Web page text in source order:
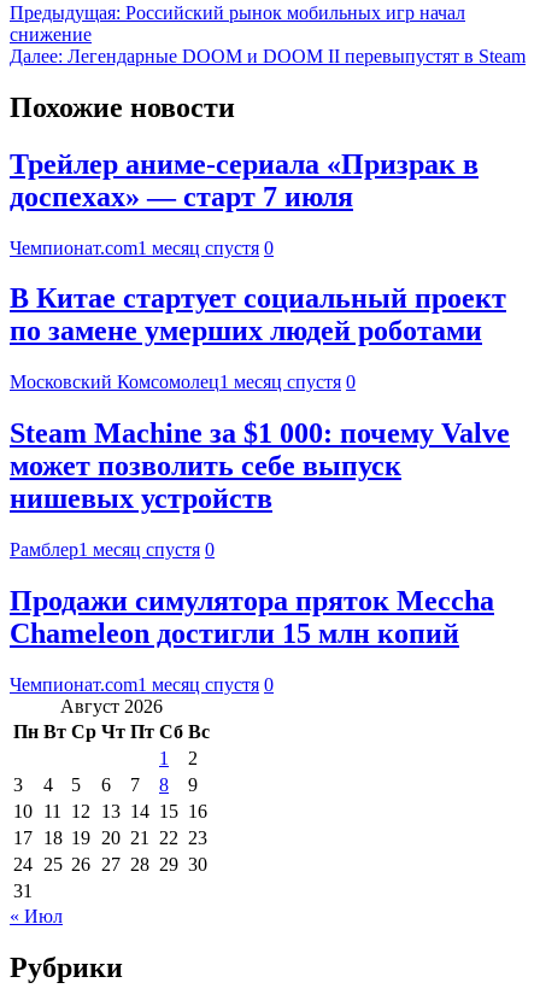
Предыдущая: Российский рынок мобильных игр начал
снижение
Далее: Легендарные DOOM и DOOM II перевыпустят в Steam
Похожие новости
Трейлер аниме-сериала «Призрак в
доспехах» — старт 7 июля
Чемпионат.com1 месяц спустя 0
В Китае стартует социальный проект
по замене умерших людей роботами
Московский Комсомолец1 месяц спустя 0
Steam Machine за $1 000: почему Valve
может позволить себе выпуск
нишевых устройств
Рамблер1 месяц спустя 0
Продажи симулятора пряток Meccha
Chameleon достигли 15 млн копий
Чемпионат.com1 месяц спустя 0
Август 2026
Пн Вт Ср Чт Пт Сб Вс
1
2
3
4 5 6 7 8
9
10 11 12 13 14 15 16
17 18 19 20 21 22 23
24 25 26 27 28 29 30
31
« Июл
Рубрики